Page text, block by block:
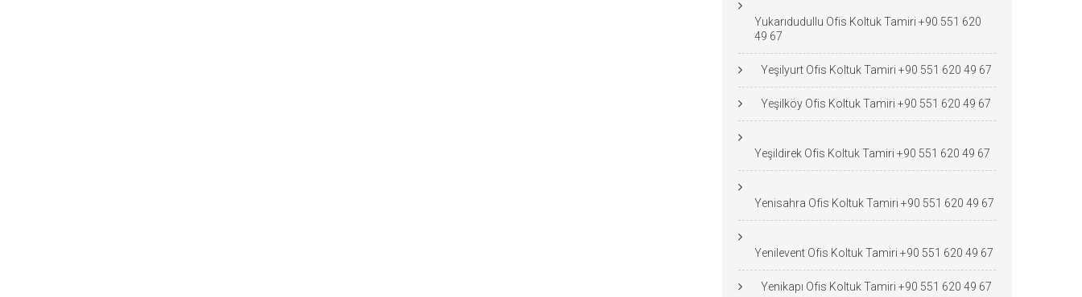
Yukarıdudullu Ofis Koltuk Tamiri +90 551 620
49 67
Yeşilyurt Ofis Koltuk Tamiri +90 551 620 49 67
Yeşilköy Ofis Koltuk Tamiri +90 551 620 49 67
Yeşildirek Ofis Koltuk Tamiri +90 551 620 49 67
Yenisahra Ofis Koltuk Tamiri +90 551 620 49 67
Yenilevent Ofis Koltuk Tamiri +90 551 620 49 67
Yenikapı Ofis Koltuk Tamiri +90 551 620 49 67